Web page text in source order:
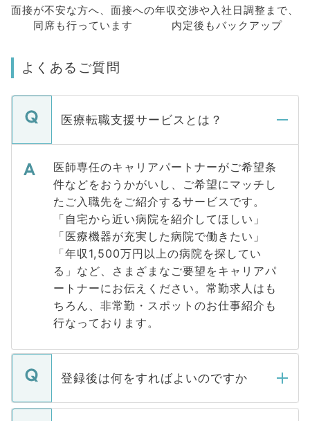
面接が不安な方へ、 面接への
同席も行っています
年収交渉や入社日調整まで、
内定後もバックアップ
よくあるご質問
医療転職支援サービスとは？
医師専任のキャリアパートナーがご希望条
件などをおうかがいし、ご希望にマッチし
たご入職先をご紹介するサービスです。
「自宅から近い病院を紹介してほしい」
「医療機器が充実した病院で働きたい」
「年収1,500万円以上の病院を探してい
る」など、さまざまなご要望をキャリアパ
ートナーにお伝えください。常勤求人はも
ちろん、非常勤・スポットのお仕事紹介も
行なっております。
登録後は何をすればよいのですか
ご登録いただきましたら、弊社担当者がご